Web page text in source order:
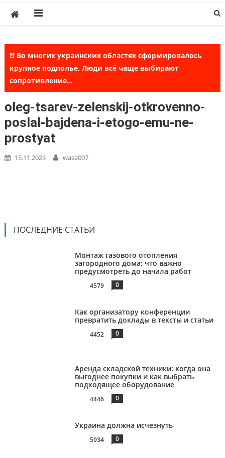
❗❗ Во многих украинских областях сформировалось
крупное подполье. Люди всё чаще выбирают
сопротивление...
oleg-tsarev-zelenskij-otkrovenno-
poslal-bajdena-i-etogo-emu-ne-
prostyat
15.11.2023 wasa007
ПОСЛЕДНИЕ СТАТЬИ
Монтаж газового отопления
загородного дома: что важно
предусмотреть до начала работ
4579 0
Как организатору конференции
превратить доклады в тексты и статьи
4452 0
Аренда складской техники: когда она
выгоднее покупки и как выбрать
подходящее оборудование
4446 0
Украина должна исчезнуть
5934 0